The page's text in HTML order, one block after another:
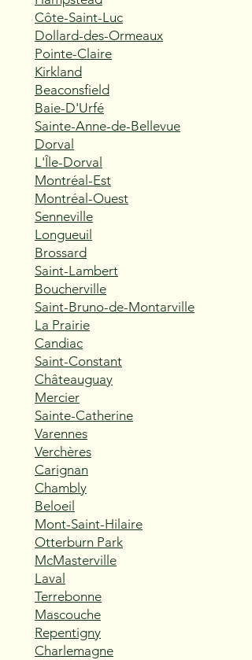
Côte-Saint-Luc
Dollard-des-Ormeaux
Pointe-Claire
Kirkland
Beaconsfield
Baie-D'Urfé
Sainte-Anne-de-Bellevue
Dorval
L'Île-Dorval
Montréal-Est
Montréal-Ouest
Senneville
Longueuil
Brossard
Saint-Lambert
Boucherville
Saint-Bruno-de-Montarville
La Prairie
Candiac
Saint-Constant
Châteauguay
Mercier
Sainte-Catherine
Varennes
Verchères
Carignan
Chambly
Beloeil
Mont-Saint-Hilaire
Otterburn Park
McMasterville
Laval
Terrebonne
Mascouche
Repentigny
Charlemagne